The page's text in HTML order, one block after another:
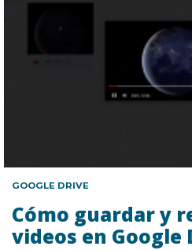
GOOGLE DRIVE
Cómo guardar y
videos en Google